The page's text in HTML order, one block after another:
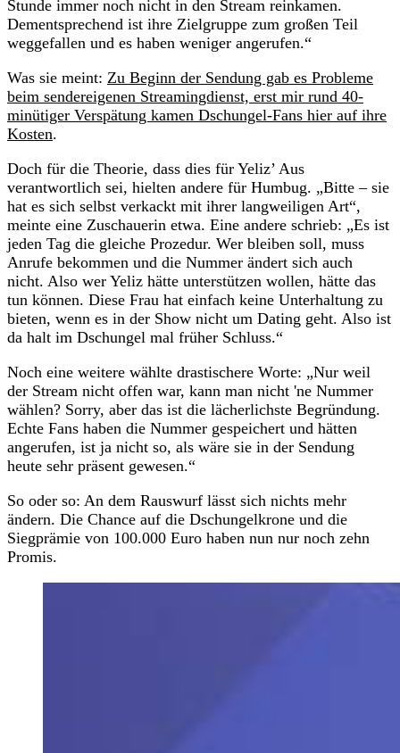
Stunde immer noch nicht in den Stream reinkamen.
Dementsprechend ist ihre Zielgruppe zum großen Teil
weggefallen und es haben weniger angerufen.“
Was sie meint: Zu Beginn der Sendung gab es Probleme
beim sendereigenen Streamingdienst, erst mir rund 40-
minütiger Verspätung kamen Dschungel-Fans hier auf ihre
Kosten.
Doch für die Theorie, dass dies für Yeliz’ Aus
verantwortlich sei, hielten andere für Humbug. „Bitte – sie
hat es sich selbst verkackt mit ihrer langweiligen Art“,
meinte eine Zuschauerin etwa. Eine andere schrieb: „Es ist
jeden Tag die gleiche Prozedur. Wer bleiben soll, muss
Anrufe bekommen und die Nummer ändert sich auch
nicht. Also wer Yeliz hätte unterstützen wollen, hätte das
tun können. Diese Frau hat einfach keine Unterhaltung zu
bieten, wenn es in der Show nicht um Dating geht. Also ist
da halt im Dschungel mal früher Schluss.“
Noch eine weitere wählte drastischere Worte: „Nur weil
der Stream nicht offen war, kann man nicht 'ne Nummer
wählen? Sorry, aber das ist die lächerlichste Begründung.
Echte Fans haben die Nummer gespeichert und hätten
angerufen, ist ja nicht so, als wäre sie in der Sendung
heute sehr präsent gewesen.“
So oder so: An dem Rauswurf lässt sich nichts mehr
ändern. Die Chance auf die Dschungelkrone und die
Siegprämie von 100.000 Euro haben nun nur noch zehn
Promis.